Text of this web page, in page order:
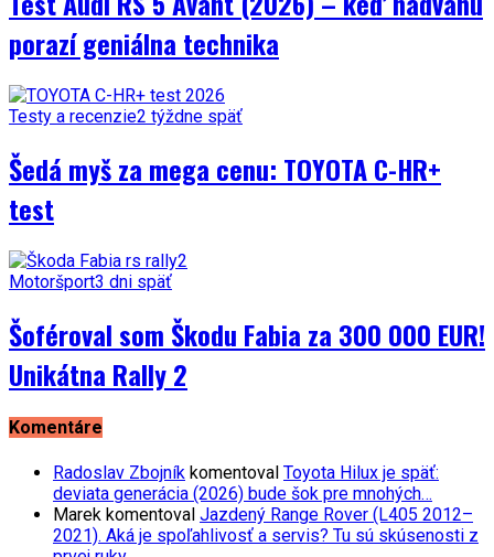
porazí geniálna technika
Testy a recenzie2 týždne späť
Šedá myš za mega cenu: TOYOTA C-HR+
test
Motoršport3 dni späť
Šoféroval som Škodu Fabia za 300 000 EUR!
Unikátna Rally 2
Komentáre
Radoslav Zbojník komentoval Toyota Hilux je späť:
deviata generácia (2026) bude šok pre mnohých…
Marek komentoval Jazdený Range Rover (L405 2012–
2021). Aká je spoľahlivosť a servis? Tu sú skúsenosti z